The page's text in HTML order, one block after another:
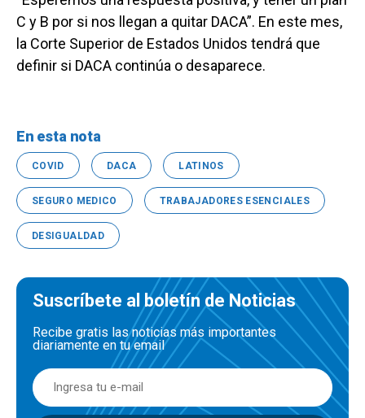
C y B por si nos llegan a quitar DACA”. En este mes,
la Corte Superior de Estados Unidos tendrá que
definir si DACA continúa o desaparece.
En esta nota
COVID DACA LATINOS
SEGURO MEDICO TRABAJADORES ESENCIALES
DESIGUALDAD
Suscríbete al boletín de Noticias
Recibe gratis las noticias más importantes
diariamente en tu email